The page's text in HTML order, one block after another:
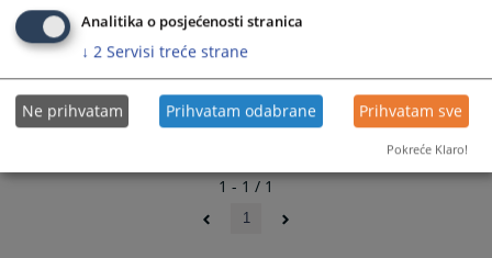
1 - 1 / 1
1
Analitika o posjećenosti stranica
↓ 2 Servisi treće strane
Ne prihvatam Prihvatam odabrane Prihvatam sve
Pokreće Klaro!